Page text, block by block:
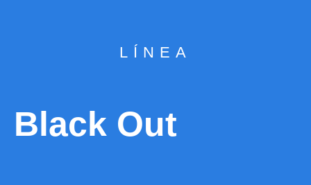
LÍNEA
Black Out